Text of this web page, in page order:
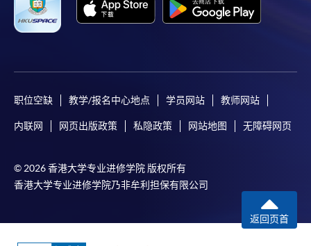
职位空缺 教学/报名中心地点 学员网站 教师网站
内联网 网页出版政策 私隐政策 网站地图 无障碍网页
© 2026 香港大学专业进修学院 版权所有
香港大学专业进修学院乃非牟利担保有限公司
返回页首